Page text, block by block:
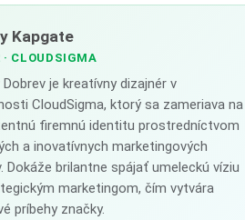
Kapgate
· CLOUDSIGMA
Dobrev je kreatívny dizajnér v
CloudSigma, ktorý sa zameriava na
firemnú identitu prostredníctvom
a inovatívnych marketingových
Dokáže brilantne spájať umeleckú víziu
marketingom, čím vytvára
príbehy značky.